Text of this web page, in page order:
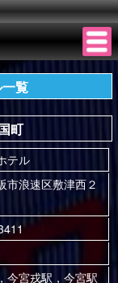
一覧
町
テル
市浪速区敷津西２
今宮戎駅，今宮駅